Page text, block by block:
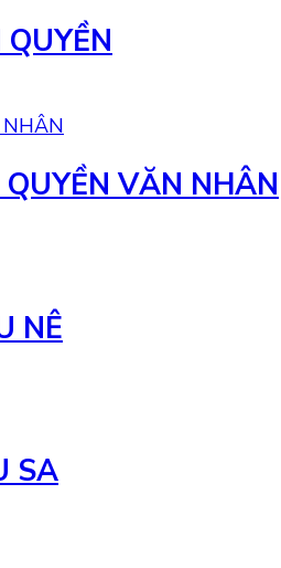
VĂN NHÂN
NÊ
SA